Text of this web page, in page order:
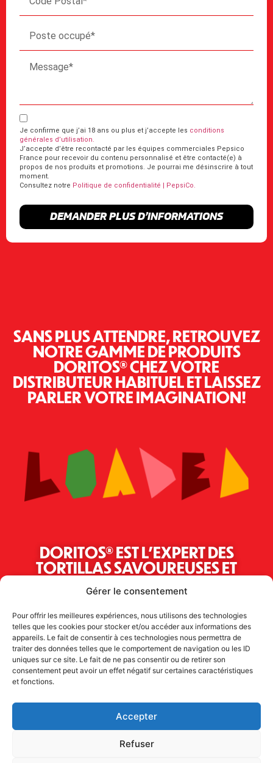
Gérer le consentement
Pour offrir les meilleures expériences, nous utilisons des technologies
telles que les cookies pour stocker et/ou accéder aux informations des
appareils. Le fait de consentir à ces technologies nous permettra de
traiter des données telles que le comportement de navigation ou les ID
uniques sur ce site. Le fait de ne pas consentir ou de retirer son
consentement peut avoir un effet négatif sur certaines caractéristiques
et fonctions.
Accepter
Refuser
Je confirme que j’ai 18 ans ou plus et j’accepte les conditions
générales d’utilisation.
J’accepte d’être recontacté par les équipes commerciales Pepsico
France pour recevoir du contenu personnalisé et être contacté(e) à
propos de nos produits et promotions. Je pourrai me désinscrire à tout
moment.
Consultez notre Politique de confidentialité | PepsiCo.
DEMANDER PLUS D’INFORMATIONS
SANS PLUS ATTENDRE, RETROUVEZ
NOTRE GAMME DE PRODUITS
DORITOS® CHEZ VOTRE
DISTRIBUTEUR HABITUEL ET LAISSEZ
PARLER VOTRE IMAGINATION!
DORITOS® EST L'EXPERT DES
TORTILLAS SAVOUREUSES ET
CROUSTILLANTES DEPUIS PLUS DE 60
ANS
*Doritos Loaded : Doritos garni.
Condition générales d’utilisation